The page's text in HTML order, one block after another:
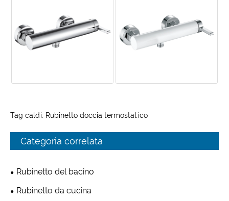
Tag caldi: Rubinetto doccia termostatico
Categoria correlata
Rubinetto del bacino
Rubinetto da cucina